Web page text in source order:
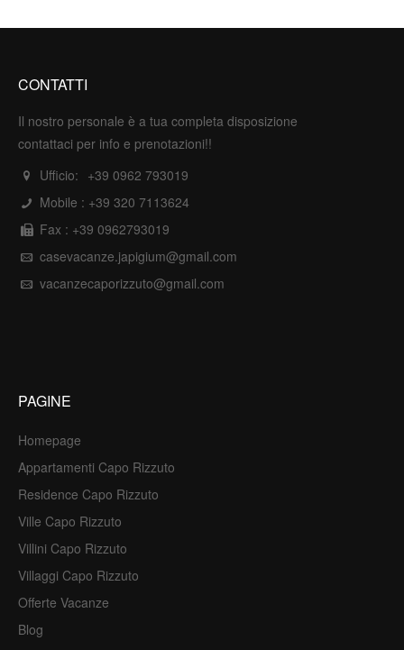
CONTATTI
Il nostro personale è a tua completa disposizione
contattaci per info e prenotazioni!!
Ufficio: +39 0962 793019
Mobile : +39 320 7113624
Fax : +39 0962793019
casevacanze.japigium@gmail.com
vacanzecaporizzuto@gmail.com
PAGINE
Homepage
Appartamenti Capo Rizzuto
Residence Capo Rizzuto
Ville Capo Rizzuto
Villini Capo Rizzuto
Villaggi Capo Rizzuto
Offerte Vacanze
Blog